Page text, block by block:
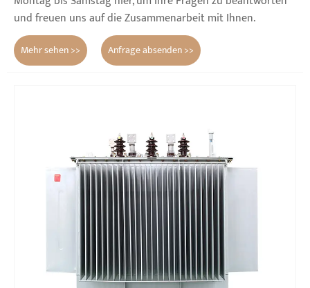
und freuen uns auf die Zusammenarbeit mit Ihnen.
Mehr sehen >> Anfrage absenden >>